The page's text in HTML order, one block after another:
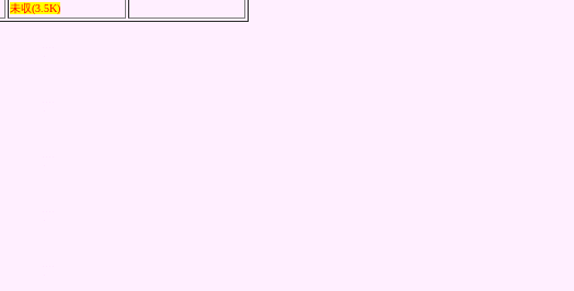
未収(3.5K)